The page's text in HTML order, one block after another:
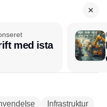
med ista
Infrastruktur